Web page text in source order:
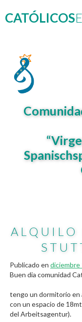
CATÓLICOS
ALQUILO
Publicado en diciembre
Buen dia comunidad
tengo un dormitorio en
con un espacio de
del Arbeitsagentur).